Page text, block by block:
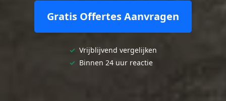
Gratis Offertes Aanvragen
✓ Vrijblijvend vergelijken
✓ Binnen 24 uur reactie